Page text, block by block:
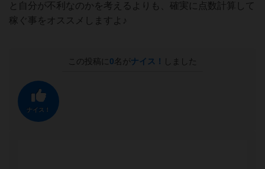
と自分が不利なのかを考えるよりも、確実に点数計算して
稼ぐ事をオススメしますよ♪
この投稿に 0名がナイス！ しました
ナイス！